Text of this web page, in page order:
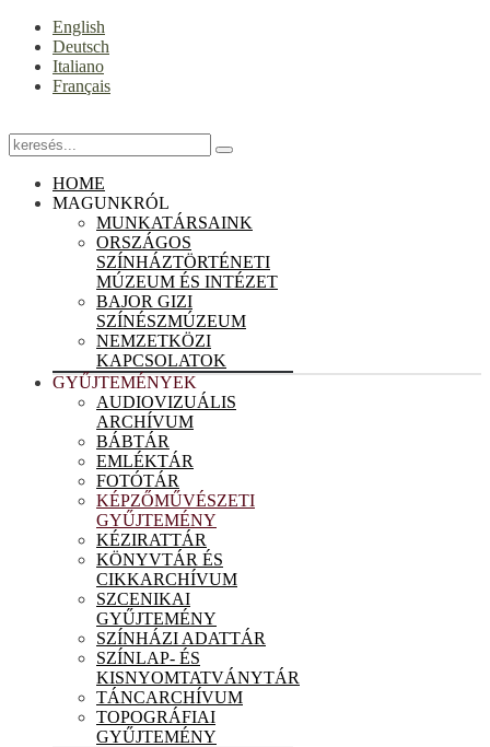
English
Deutsch
Italiano
Français
HOME
MAGUNKRÓL
MUNKATÁRSAINK
ORSZÁGOS
SZÍNHÁZTÖRTÉNETI
MÚZEUM ÉS INTÉZET
BAJOR GIZI
SZÍNÉSZMÚZEUM
NEMZETKÖZI
KAPCSOLATOK
GYŰJTEMÉNYEK
AUDIOVIZUÁLIS
ARCHÍVUM
BÁBTÁR
EMLÉKTÁR
FOTÓTÁR
KÉPZŐMŰVÉSZETI
GYŰJTEMÉNY
KÉZIRATTÁR
KÖNYVTÁR ÉS
CIKKARCHÍVUM
SZCENIKAI
GYŰJTEMÉNY
SZÍNHÁZI ADATTÁR
SZÍNLAP- ÉS
KISNYOMTATVÁNYTÁR
TÁNCARCHÍVUM
TOPOGRÁFIAI
GYŰJTEMÉNY